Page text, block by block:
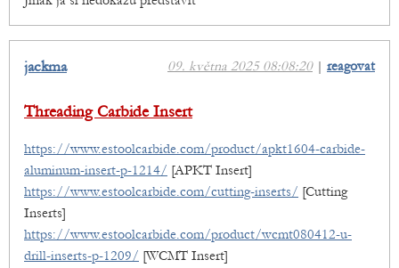
09. května 2025 08:08:20| reagovat
jackma
Threading Carbide Insert
https://www.estoolcarbide.com/product/apkt1604-carbide-
aluminum-insert-p-1214/ [APKT Insert]
https://www.estoolcarbide.com/cutting-inserts/ [Cutting
Inserts]
https://www.estoolcarbide.com/product/wcmt080412-u-
drill-inserts-p-1209/ [WCMT Insert]